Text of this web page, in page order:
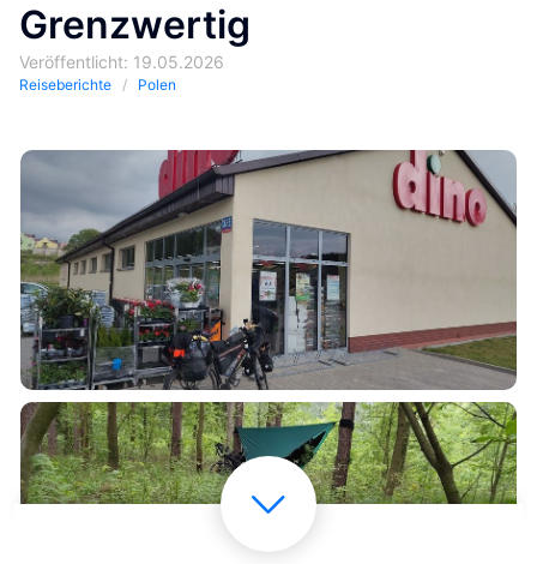
Grenzwertig
Veröffentlicht: 19.05.2026
Reiseberichte Polen